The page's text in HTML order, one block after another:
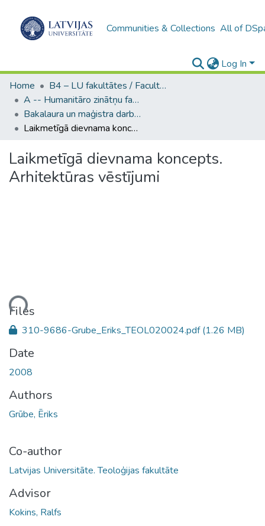
Communities & Collections All of
Log In
Home
B4 – LU fakultātes / Faculties of the UL
A -- Humanitāro zinātņu fakultāte / Faculty of Humanities
Bakalaura un maģistra darbi (HZF) / Bachelor's and Master's theses
Laikmetīgā dievnama koncepts. Arhitektūras vēstījumi
Laikmetīgā dievnama koncepts.
Arhitektūras vēstījumi
Files
310-9686-Grube_Eriks_TEOL020024.pdf(1.26 MB)
Date
2008
Authors
Grūbe, Ēriks
Co-author
Latvijas Universitāte. Teoloģijas fakultāte
Advisor
Kokins, Ralfs